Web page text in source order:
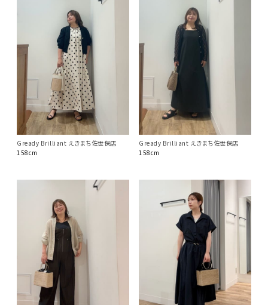
Gready Brilliant えきまち佐世保店
158cm
Gready Brilliant えきまち佐世保店
158cm